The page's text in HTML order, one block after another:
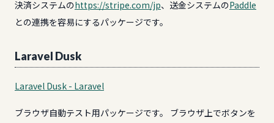
決済システムのhttps://stripe.com/jp、送金システムのPaddle
との連携を容易にするパッケージです。
Laravel Dusk
Laravel Dusk - Laravel
ブラウザ自動テスト用パッケージです。 ブラウザ上でボタンを